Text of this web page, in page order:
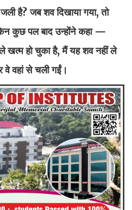
है? जब शव दिखाया गया, तो
कुछ पल बाद उन्होंने कहा —
खत्म हो चुका है, मैं यह शव नहीं ले
वहां से चली गईं।